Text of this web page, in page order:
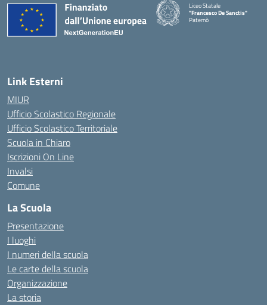
Liceo Statale
"Francesco De Sanctis"
Paternò
Link Esterni
MIUR
Ufficio Scolastico Regionale
Ufficio Scolastico Territoriale
Scuola in Chiaro
Iscrizioni On Line
Invalsi
Comune
La Scuola
Presentazione
I luoghi
I numeri della scuola
Le carte della scuola
Organizzazione
La storia